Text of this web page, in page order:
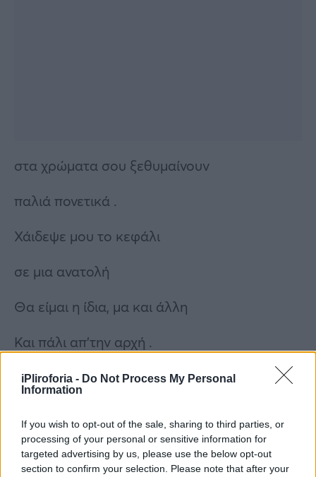
iPliroforia - Do Not Process My Personal
Information
If you wish to opt-out of the sale, sharing to third parties, or
processing of your personal or sensitive information for
targeted advertising by us, please use the below opt-out
section to confirm your selection. Please note that after your
στα χρώματα σου ξεθυμαίνουν
παλιά πονετικά .
Χάιδεψε μου το κεφάλι
σε μια ανατολή
Θα είμαι η ίδια, μα και άλλη
Και πάλι απ’την αρχή .
Δανάη Μπάρκα: Η ανάρτηση